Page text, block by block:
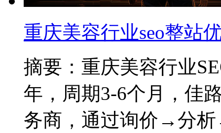
重庆美容行业seo整站
摘要：重庆美容行业
年，周期3-6个月，佳
务商，通过询价→分